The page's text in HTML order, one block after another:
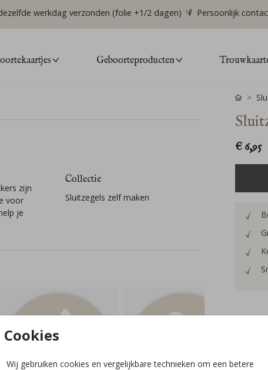
werkdag verzonden (folie +1/2 dagen) Persoonlijk
Geboorteproducten
Cookies
Wij gebruiken cookies en vergelijkbare technieken om een betere
zijn
voor
je
Collectie
Sluitzegels zelf maken
€ 6,95